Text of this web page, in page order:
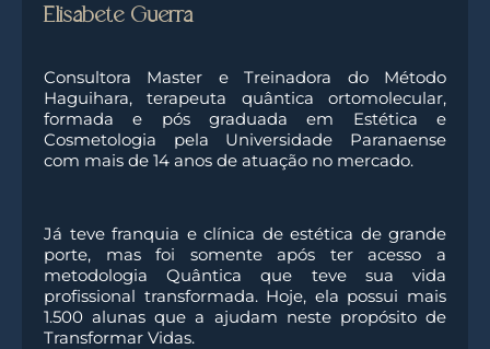
Elisabete Guerra
Consultora Master e Treinadora do Método
Haguihara, terapeuta quântica ortomolecular,
formada e pós graduada em Estética e
Cosmetologia pela Universidade Paranaense
com mais de 14 anos de atuação no mercado.
Já teve franquia e clínica de estética de grande
porte, mas foi somente após ter acesso a
metodologia Quântica que teve sua vida
profissional transformada. Hoje, ela possui mais
1.500 alunas que a ajudam neste propósito de
Transformar Vidas.